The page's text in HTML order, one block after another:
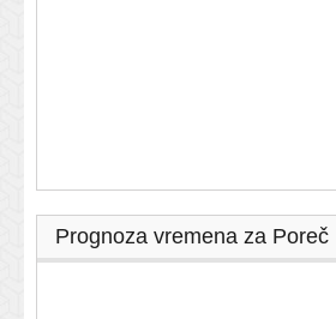
Prognoza vremena za Poreč